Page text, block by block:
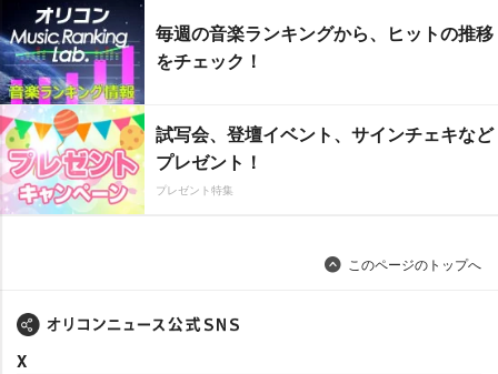
毎週の音楽ランキングから、ヒットの推移
をチェック！
試写会、登壇イベント、サインチェキなど
プレゼント！
プレゼント特集
このページのトップへ
X